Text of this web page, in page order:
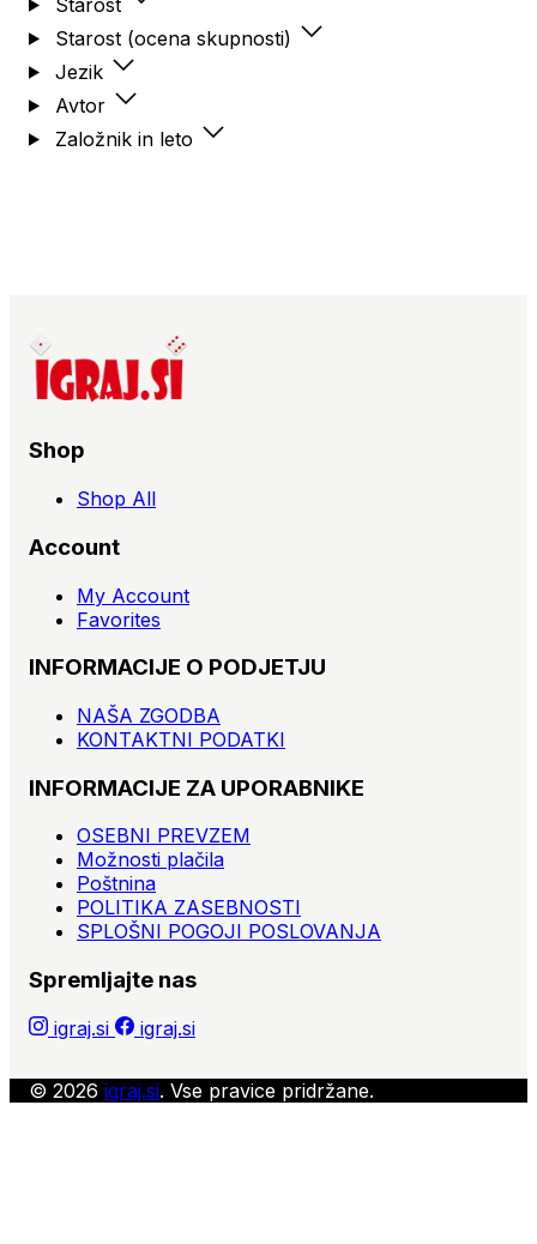
Starost (ocena skupnosti)
Jezik
Avtor
Založnik in leto
Shop
Shop All
Account
My Account
Favorites
INFORMACIJE O PODJETJU
NAŠA ZGODBA
KONTAKTNI PODATKI
INFORMACIJE ZA UPORABNIKE
OSEBNI PREVZEM
Možnosti plačila
Poštnina
POLITIKA ZASEBNOSTI
SPLOŠNI POGOJI POSLOVANJA
Spremljajte nas
igraj.si igraj.si
© 2026 igraj.si. Vse pravice pridržane.